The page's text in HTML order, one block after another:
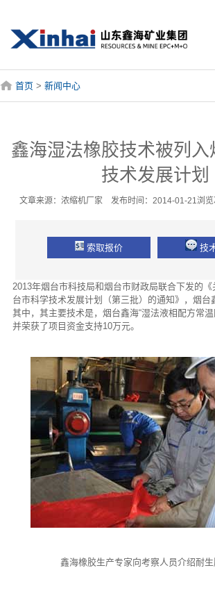
首页 > 新闻中心
鑫海湿法橡胶技术被列入
技术发展计划
文章来源：浓缩机厂家 发布时间：2014-01-21浏
索取报价 技
2013年烟台市科技局和烟台市财政局联合下发的
台市科学技术发展计划（第三批）的通知》，烟台
其中，其主要技术是，烟台鑫海“湿法液相配方常温
并荣获了项目资金支持10万元。
鑫海橡胶生产专家向考察人员介绍耐